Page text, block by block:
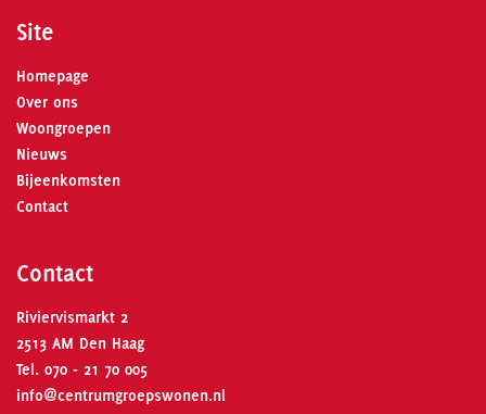
Site
Homepage
Over ons
Woongroepen
Nieuws
Bijeenkomsten
Contact
Contact
Riviervismarkt 2
2513 AM Den Haag
Tel. 070 - 21 70 005
info@centrumgroepswonen.nl